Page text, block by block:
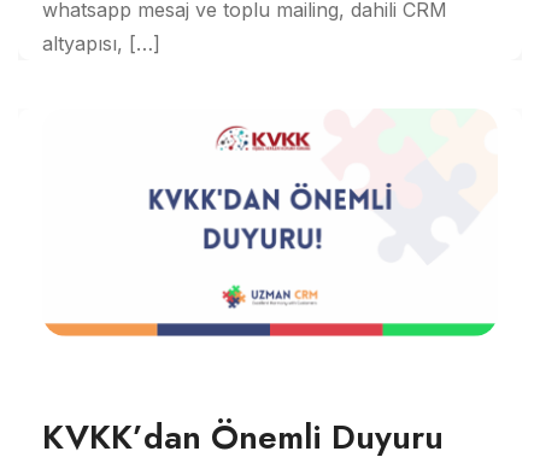
whatsapp mesaj ve toplu mailing, dahili CRM
altyapısı, […]
KVKK’dan Önemli Duyuru